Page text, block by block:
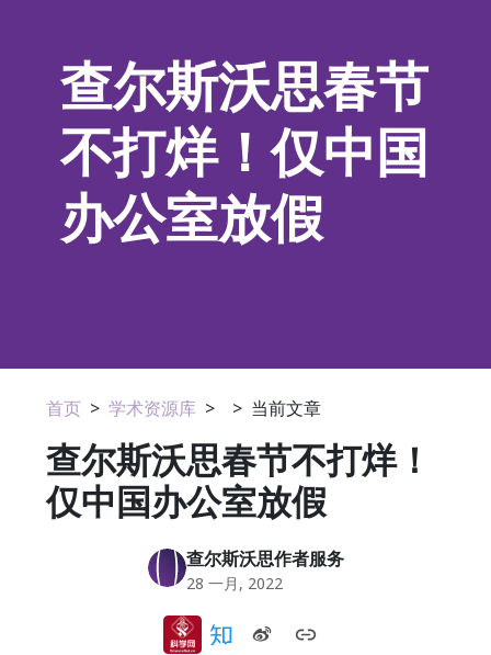
查尔斯沃思春节
不打烊！仅中国
办公室放假
首页 > 学术资源库 > > 当前文章
查尔斯沃思春节不打烊！
仅中国办公室放假
查尔斯沃思作者服务
28 一月, 2022